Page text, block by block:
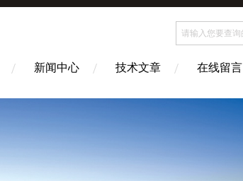
新闻中心 技术文章 在线留言